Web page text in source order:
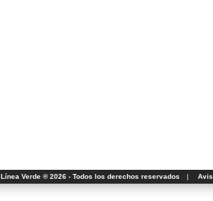
Línea Verde ® 2026 - Todos los derechos reservados |